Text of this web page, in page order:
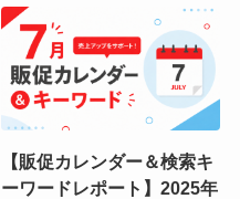
【販促カレンダー＆検索キ
ーワードレポート】2025年